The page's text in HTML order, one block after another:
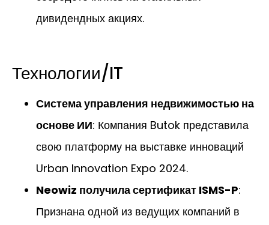
дивидендных акциях.
Технологии/IT
Система управления недвижимостью на
основе ИИ: Компания Butok представила
свою платформу на выставке инноваций
Urban Innovation Expo 2024.
Neowiz получила сертификат ISMS-P:
Признана одной из ведущих компаний в